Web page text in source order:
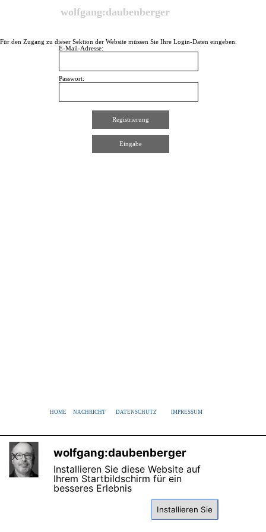
wolfgang:daubenberger
Für den Zugang zu dieser Sektion der Website müssen Sie Ihre Login-Daten eingeben.
E-Mail-Adresse:
Passwort:
HOME NACHRICHT DATENSCHUTZ IMPRESSUM
wolfgang:daubenberger
Installieren Sie diese Website auf
Ihrem Startbildschirm für ein
besseres Erlebnis
Installieren Sie
X